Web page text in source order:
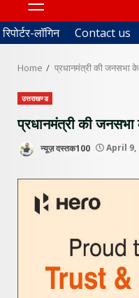
PRIMARY
MENU
रिपोर्टर-लॉगिन Contact us
Home प्रधानमंत्री की जनसभा
उत्तराखण्ड
प्रधानमंत्री की
न्यूज़ दस्तक100 April 9,